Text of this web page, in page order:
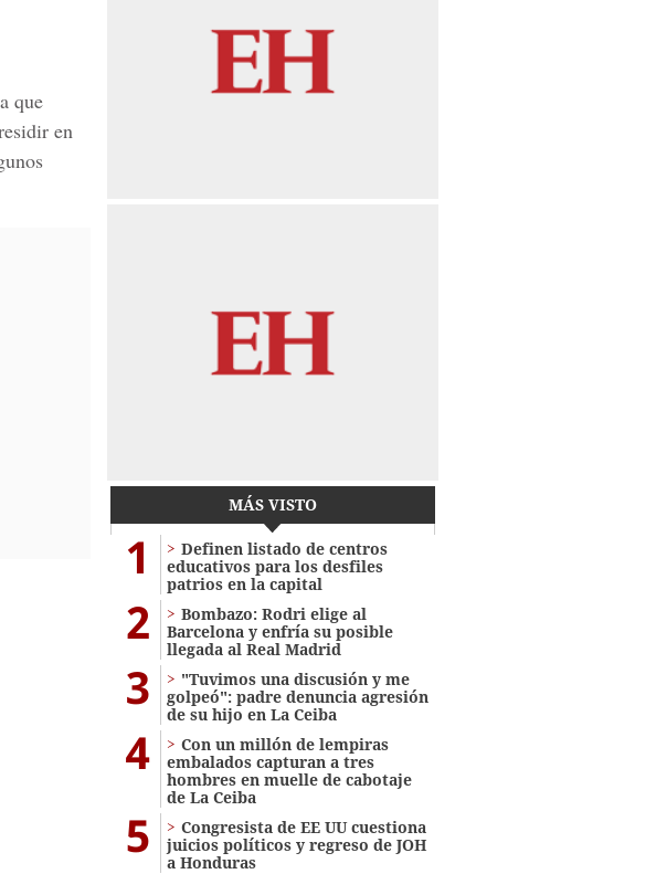
que
en
MÁS VISTO
1
Definen listado de centros
educativos para los desfiles
patrios en la capital
2
Bombazo: Rodri elige al
Barcelona y enfría su posible
llegada al Real Madrid
3
"Tuvimos una discusión y me
golpeó": padre denuncia agresión
de su hijo en La Ceiba
4
Con un millón de lempiras
embalados capturan a tres
hombres en muelle de cabotaje
de La Ceiba
5
Congresista de EE UU cuestiona
juicios políticos y regreso de JOH
a Honduras